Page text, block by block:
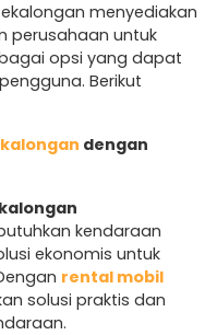
menyediakan
perusahaan untuk
opsi yang dapat
Berikut
dengan
kendaraan
ekonomis untuk
rental mobil
solusi praktis dan